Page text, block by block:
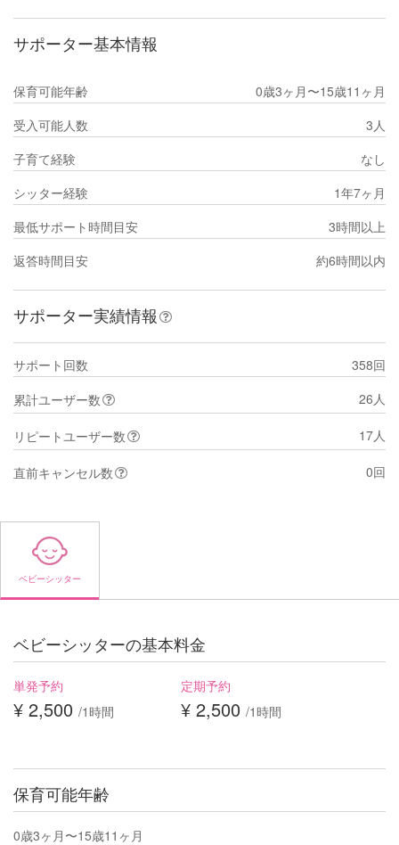
サポーター基本情報
保育可能年齢
0歳3ヶ月〜15歳11ヶ月
受入可能人数
3人
子育て経験
なし
シッター経験
1年7ヶ月
最低サポート時間目安
3時間以上
返答時間目安
約6時間以内
サポーター実績情報
サポート回数
358回
累計ユーザー数
26人
リピートユーザー数 17人
直前キャンセル数 0回
ベビーシッター
ベビーシッターの基本料金
単発予約
¥ 2,500 /1時間
定期予約
¥ 2,500 /1時間
保育可能年齢
0歳3ヶ月〜15歳11ヶ月